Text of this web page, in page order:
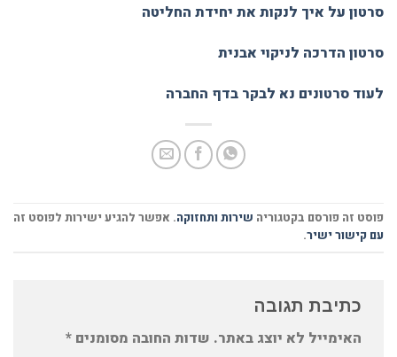
סרטון על איך לנקות את יחידת החליטה
סרטון הדרכה לניקוי אבנית
לעוד סרטונים נא לבקר בדף החברה
פוסט זה פורסם בקטגוריה שירות ותחזוקה. אפשר להגיע ישירות לפוסט זה
עם קישור ישיר.
כתיבת תגובה
האימייל לא יוצג באתר. שדות החובה מסומנים *